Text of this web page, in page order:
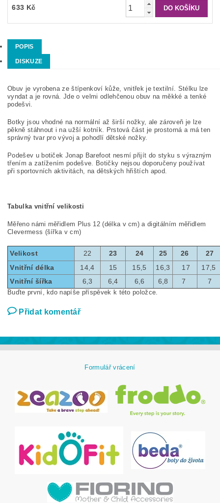
633 Kč
POPIS
DISKUZE
Obuv je vyrobena ze štípenkoví kůže, vnitřek je textilní. Stélku lze
vyndat a je rovná.Jde o velmi odlehčenou obuv na měkké a tenké
podešvi.
Botky jsou vhodné na normální až širší nožky, ale zároveň je lze
pěkně stáhnout i na užší kotník. Prstová část je prostorná a má ten
správný tvar pro vývoj a pohodlí dětské nožky.
Podešev u botiček Jonap Barefoot nesmí přijít do styku s výrazným
třením a zatížením podešve. Botičky nejsou doporučeny používat
při sportovních aktivitách, na dětských hřištích apod.
Tabulka vnitřní velikosti
Měřeno námi měřidlem Plus 12 (délka v cm) a digitálním měřidlem
Clevermess (šířka v cm)
Velikost 22 23 24 25 26
27
Vnitřní délka
14,4 15 15,5 16,3 17
17,5
Vnitřní šířka
6,3 6,4 6,6 6,8 7 7
Buďte první, kdo napíše příspěvek k této položce.
Přidat komentář
Formulář vrácení